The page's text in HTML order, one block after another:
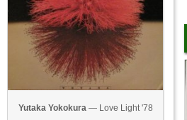
Yutaka Yokokura— Love Light '78